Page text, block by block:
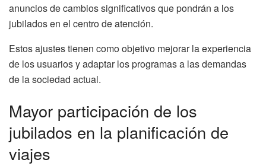
anuncios de cambios significativos que pondrán a los
jubilados en el centro de atención.
Estos ajustes tienen como objetivo mejorar la experiencia
de los usuarios y adaptar los programas a las demandas
de la sociedad actual.
Mayor participación de los
jubilados en la planificación de
viajes